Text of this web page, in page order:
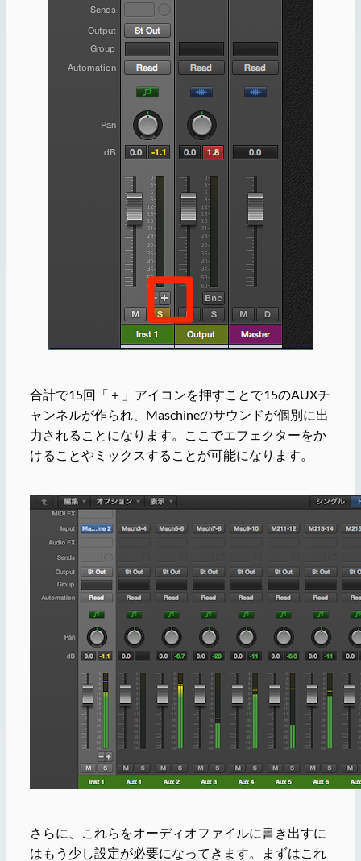
合計で15回「＋」アイコンを押すことで15のAUXチ
ャンネルが作られ、Maschineのサウンドが個別に出
力されることになります。ここでエフェクターをか
けることやミックスすることが可能になります。
さらに、これらをオーディオファイルに書き出すに
はもう少し設定が必要になってきます。まずはこれ